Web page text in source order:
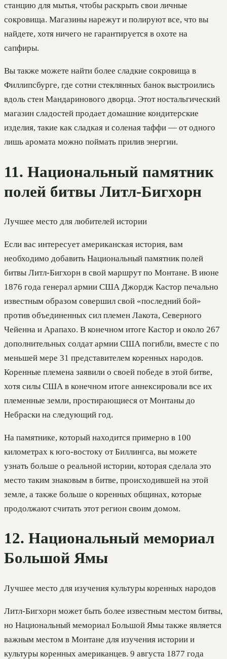
станцию для мытья, чтобы раскрыть свои личные
сокровища. Магазины нарежут и полируют все, что вы
найдете, хотя ничего не гарантируется в охоте на
сапфиры.
Вы также можете найти более сладкие сокровища в
Филлипсбурге, где сотни стеклянных банок выстроились
вдоль стен Мандаринового дворца. Этот ностальгический
магазин сладостей продает домашние кондитерские
изделия, такие как сладкая и соленая таффи — от одного
лишь аромата можно поймать прилив энергии.
11. Национальный памятник
полей битвы Литл-Бигхорн
Лучшее место для любителей истории
Если вас интересует американская история, вам
необходимо добавить Национальный памятник полей
битвы Литл-Бигхорн в свой маршрут по Монтане. В июне
1876 года генерал армии США Джордж Кастор печально
известным образом совершил свой «последний бой»
против объединенных сил племен Лакота, Северного
Чейенна и Арапахо. В конечном итоге Кастор и около 267
дополнительных солдат армии США погибли, вместе с по
меньшей мере 31 представителем коренных народов.
Коренные племена заявили о своей победе в этой битве,
хотя силы США в конечном итоге аннексировали все их
племенные земли, простирающиеся от Монтаны до
Небраски на следующий год.
На памятнике, который находится примерно в 100
километрах к юго-востоку от Биллингса, вы можете
узнать больше о реальной истории, которая сделала это
место таким знаковым в битве, происходившей на этой
земле, а также больше о коренных общинах, которые
продолжают считать этот регион своим домом.
12. Национальный мемориал
Большой Ямы
Лучшее место для изучения культуры коренных народов
Литл-Бигхорн может быть более известным местом битвы,
но Национальный мемориал Большой Ямы также является
важным местом в Монтане для изучения истории и
культуры коренных американцев. 9 августа 1877 года